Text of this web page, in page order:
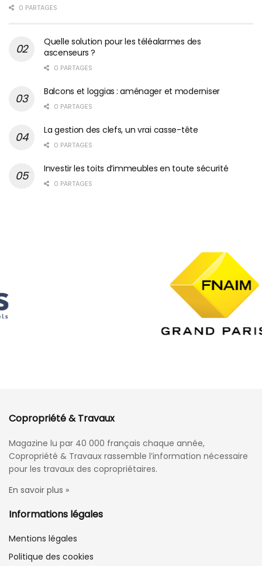
0 PARTAGES
Quelle solution pour les téléalarmes des
ascenseurs ?
0 PARTAGES
Balcons et loggias : aménager et moderniser
0 PARTAGES
La gestion des clefs, un vrai casse-tête
0 PARTAGES
Investir les toits d’immeubles en toute sécurité
0 PARTAGES
Copropriété & Travaux
Magazine lu par 40 000 français chaque année,
Copropriété & Travaux rassemble l’information nécessaire
pour les travaux des copropriétaires.
En savoir plus »
Informations légales
Mentions légales
Politique des cookies